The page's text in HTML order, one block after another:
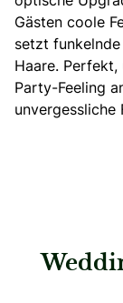
Gästen coole
setzt
Haare. Perfekt,
Party-Feeling
unvergessliche